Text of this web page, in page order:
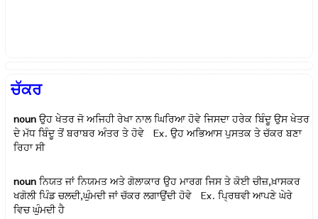
ਚੱਕਰ
noun ਉਹ ਖੇਤਰ ਜੋ ਅਜਿਹੀ ਰੇਖਾ ਨਾਲ ਘਿਰਿਆ ਹੋਵੇ ਜਿਸਦਾ ਹਰੇਕ ਬਿੰਦੂ ਉਸ ਖੇਤਰ
ਦੇ ਮੱਧ ਬਿੰਦੂ ਤੋਂ ਬਰਾਬਰ ਅੰਤਰ ਤੇ ਹੋਵੇ Ex.ਉਹ ਅਭਿਆਸ ਪੁਸਤਕ ਤੇ ਚੱਕਰ ਬਣਾ
ਰਿਹਾ ਸੀ
noun ਨਿਯਤ ਜਾਂ ਨਿਯਮਤ ਅਤੇ ਗੋਲਾਕਾਰ ਉਹ ਮਾਰਗ ਜਿਸ ਤੇ ਕੋਈ ਚੀਜ਼,ਖ਼ਾਸਕਰ
ਖਗੋਲੀ ਪਿੰਡ ਚਲਦੀ,ਘੁੰਮਦੀ ਜਾਂ ਚੱਕਰ ਲਗਾਉਂਦੀ ਹੋਵੇ Ex.ਪ੍ਰਿਥਵੀ ਆਪਣੇ ਘੇਰੇ
ਵਿਚ ਘੁੰਮਦੀ ਹੈ